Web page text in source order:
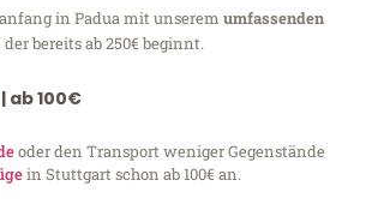
in Padua mit unserem umfassenden
der bereits ab 250€ beginnt.
| ab 100€
oder den Transport weniger Gegenstände
in Stuttgart schon ab 100€ an.